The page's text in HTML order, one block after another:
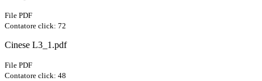
File PDF
Contatore click: 72
Cinese L3_1.pdf
File PDF
Contatore click: 48